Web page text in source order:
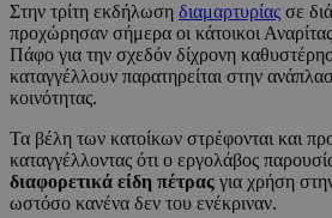
Στην τρίτη εκδήλωση διαμαρτυρίας σε
προχώρησαν σήμερα οι κάτοικοι
Πάφο για την σχεδόν δίχρονη
καταγγέλλουν παρατηρείται στην
κοινότητας.
Τα βέλη των κατοίκων στρέφονται και
καταγγέλλοντας ότι ο εργολάβος
διαφορετικά είδη πέτρας για χρήση
ωστόσο κανένα δεν του ενέκριναν.